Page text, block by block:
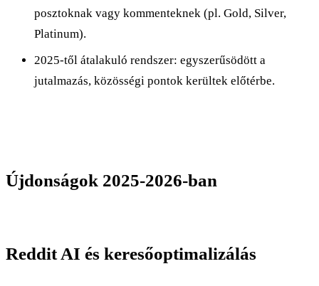
posztoknak vagy kommenteknek (pl. Gold, Silver,
Platinum).
2025-től átalakuló rendszer: egyszerűsödött a
jutalmazás, közösségi pontok kerültek előtérbe.
Újdonságok 2025-2026-ban
Reddit AI és keresőoptimalizálás